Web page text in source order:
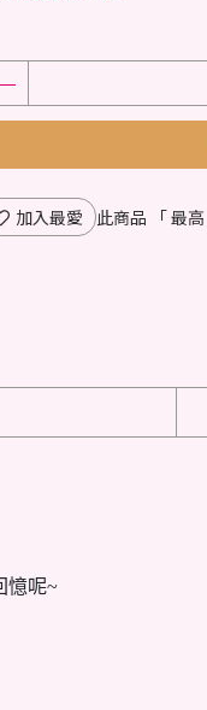
加入最愛 此商品 「 最
憶呢~